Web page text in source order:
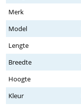
Merk
Model
Lengte
Breedte
Hoogte
Kleur